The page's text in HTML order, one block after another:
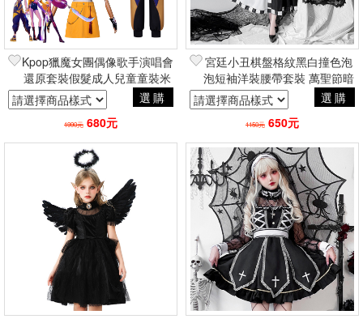
Kpop獵魔女團偶像歌手演唱會
還原套裝假髮成人兒童童裝米
拉佐依魯米 動漫角色扮演
cosplay
選購
1990元 680元
宮廷小丑棋盤格紋黑白撞色泡
泡短袖洋裝腰帶套裝 萬聖節暗
黑哥德蘿莉塔COSPLAY角色
扮演
選購
1150元 650元